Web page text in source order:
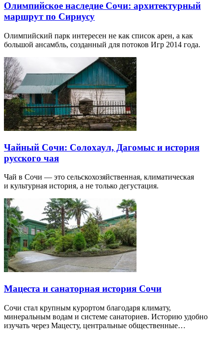
Олимпийское наследие Сочи: архитектурный
маршрут по Сириусу
Олимпийский парк интересен не как список арен, а как
большой ансамбль, созданный для потоков Игр 2014 года.
Чайный Сочи: Солохаул, Дагомыс и история
русского чая
Чай в Сочи — это сельскохозяйственная, климатическая
и культурная история, а не только дегустация.
Мацеста и санаторная история Сочи
Сочи стал крупным курортом благодаря климату,
минеральным водам и системе санаториев. Историю удобно
изучать через Мацесту, центральные общественные…